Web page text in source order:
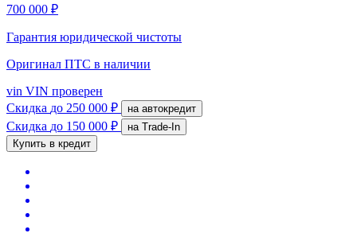
700 000 ₽
Гарантия юридической чистоты
Оригинал ПТС в наличии
vin VIN проверен
Скидка до 250 000 ₽ на автокредит
Скидка до 150 000 ₽
на Trade-In
Купить в кредит